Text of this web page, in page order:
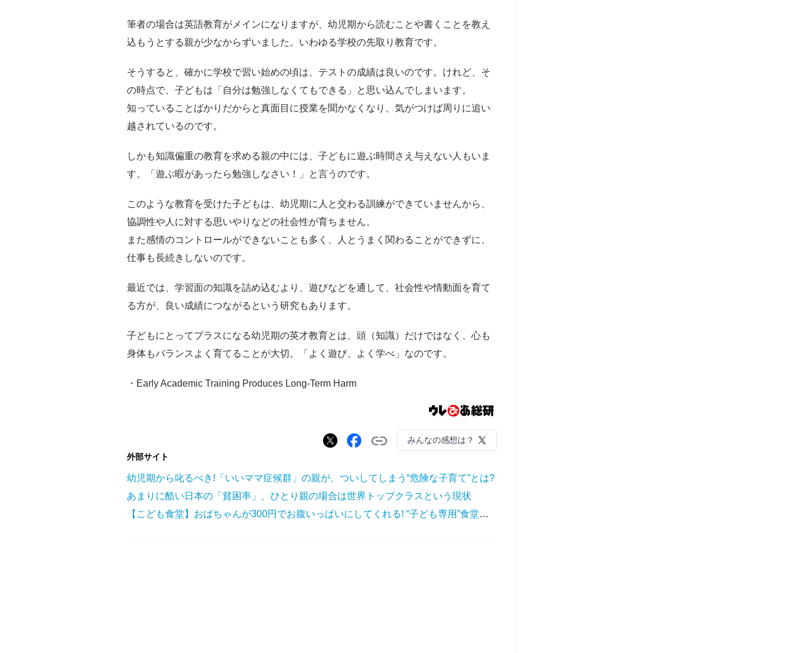
筆者の場合は英語教育がメインになりますが、幼児期から読むことや書くことを教え
込もうとする親が少なからずいました。いわゆる学校の先取り教育です。
そうすると、確かに学校で習い始めの頃は、テストの成績は良いのです。けれど、そ
の時点で、子どもは「自分は勉強しなくてもできる」と思い込んでしまいます。
知っていることばかりだからと真面目に授業を聞かなくなり、気がつけば周りに追い
越されているのです。
しかも知識偏重の教育を求める親の中には、子どもに遊ぶ時間さえ与えない人もいま
す。「遊ぶ暇があったら勉強しなさい！」と言うのです。
このような教育を受けた子どもは、幼児期に人と交わる訓練ができていませんから、
協調性や人に対する思いやりなどの社会性が育ちません。
また感情のコントロールができないことも多く、人とうまく関わることができずに、
仕事も長続きしないのです。
最近では、学習面の知識を詰め込むより、遊びなどを通して、社会性や情動面を育て
る方が、良い成績につながるという研究もあります。
子どもにとってプラスになる幼児期の英才教育とは、頭（知識）だけではなく、心も
身体もバランスよく育てることが大切。「よく遊び、よく学べ」なのです。
・Early Academic Training Produces Long-Term Harm
みんなの感想は？
外部サイト
幼児期から叱るべき!「いいママ症候群」の親が、ついしてしまう“危険な子育て”とは?
あまりに酷い日本の「貧困率」、ひとり親の場合は世界トップクラスという現状
【こども食堂】おばちゃんが300円でお腹いっぱいにしてくれる! “子ども専用”食堂があったかい